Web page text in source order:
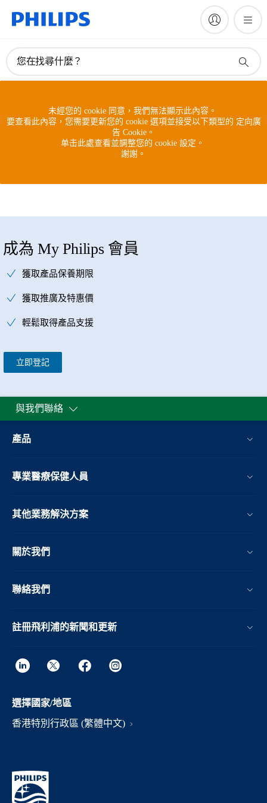
您在找尋什麼？
未經您的 cookie 同意，我們無法顯示此內容。
要查看此內容，您需要更新您的 cookie 選項並接受以下類型的 定向廣
告 Cookie。
单击此處查看並調整您的 cookie 設定。
謝謝。
成為 My Philips 會員
獲取產品保養期限
獲取推廣及特惠價
輕鬆取得產品支援
立即登記
與我們聯絡
產品
專業醫療保健人員
其他業務解決方案​
關於我們
聯絡我們
註冊飛利浦的新聞和更新
選擇國家/地區
香港特別行政區 (繁體中文)